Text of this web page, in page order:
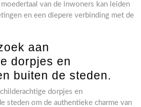
van de inwoners kan leiden
en een diepere verbinding met de
aan
dorpjes en
buiten de steden.
dorpjes en
steden om de authentieke charme van